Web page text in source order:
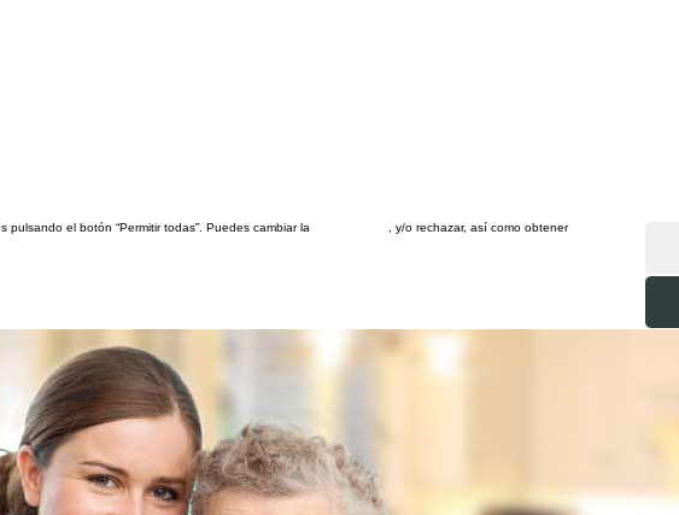
el botón “Permitir todas”. Puedes cambiar la
, y/o rechazar, así como obtener